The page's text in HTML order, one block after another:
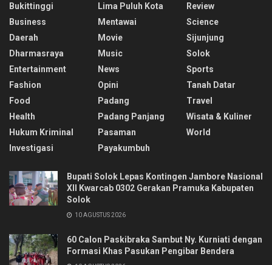
Bukittinggi
Business
Daerah
Dharmasraya
Entertainment
Fashion
Food
Health
Hukum Kriminal
Investigasi
Lima Puluh Kota
Mentawai
Movie
Music
News
Opini
Padang
Padang Panjang
Pasaman
Payakumbuh
Review
Science
Sijunjung
Solok
Sports
Tanah Datar
Travel
Wisata & Kuliner
World
Bupati Solok Lepas Kontingen Jambore Nasional
XII Kwarcab 0302 Gerakan Pramuka Kabupaten
Solok
10 AGUSTUS 2026
60 Calon Paskibraka Sambut Ny. Kurniati dengan
Formasi Khas Pasukan Pengibar Bendera